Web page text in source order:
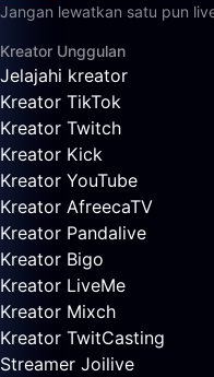
Jangan lewatkan satu pun
Kreator Unggulan
Jelajahi kreator
Kreator TikTok
Kreator Twitch
Kreator Kick
Kreator YouTube
Kreator AfreecaTV
Kreator Pandalive
Kreator Bigo
Kreator LiveMe
Kreator Mixch
Kreator TwitCasting
Streamer Joilive